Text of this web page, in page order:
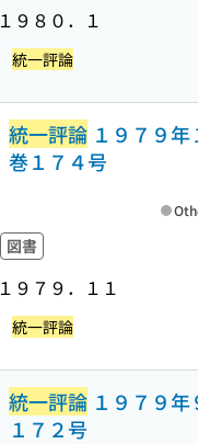
１９８０．１
統一評論
統一評論 １９７９
巻１７４号
図書
１９７９．１１
統一評論
統一評論 １９７９
１７２号